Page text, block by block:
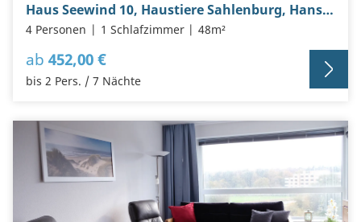
Haus Seewind 10, Haustiere Sahlenburg, Hans-Retzlaff-Str. 4, Haustiere erlaubt
4 Personen 1 Schlafzimmer 48m²
ab 452,00 €
bis 2 Pers. / 7 Nächte